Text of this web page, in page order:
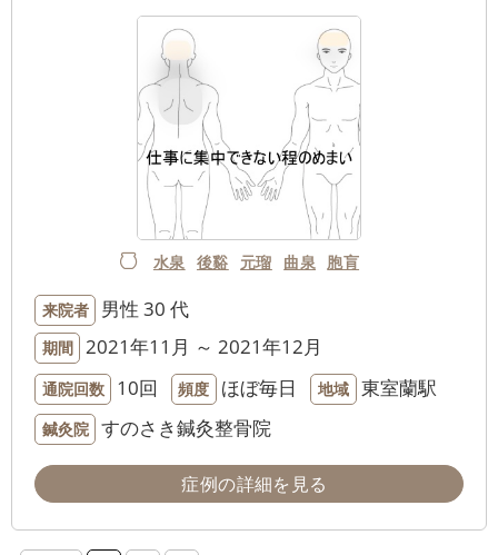
水泉 後谿 元瑠 曲泉 胞肓
来院者 男性 30 代
期間 2021年11月 ～ 2021年12月
通院回数 10回 頻度 ほぼ毎日 地域 東室蘭駅
鍼灸院 すのさき鍼灸整骨院
症例の詳細を見る